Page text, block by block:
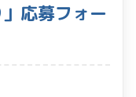
応募フォー